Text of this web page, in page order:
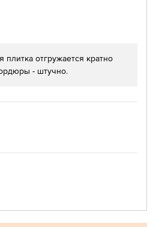
плитка отгружается кратно
- штучно.